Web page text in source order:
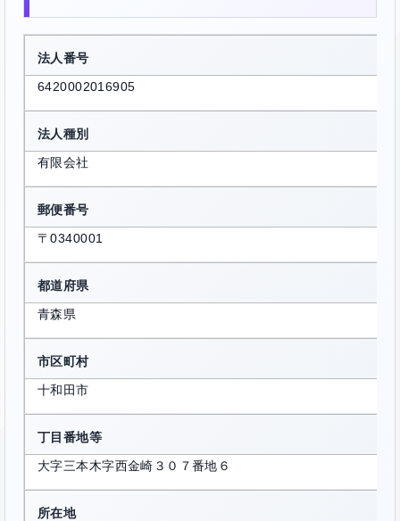
法人番号
6420002016905
法人種別
有限会社
郵便番号
〒0340001
都道府県
青森県
市区町村
十和田市
丁目番地等
大字三本木字西金崎３０７番地６
所在地